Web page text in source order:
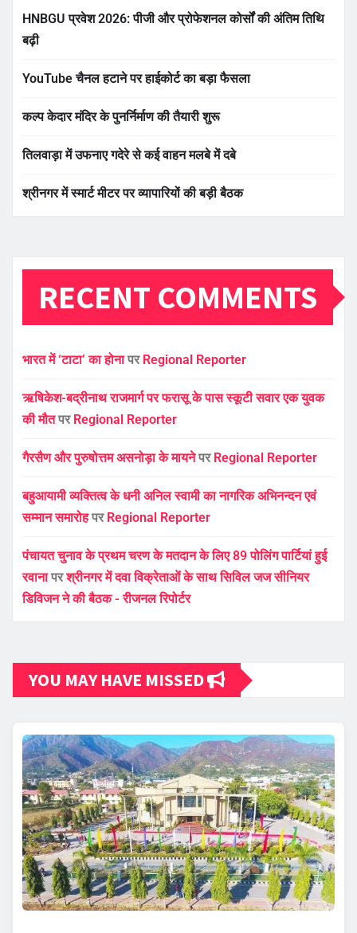
HNBGU प्रवेश 2026: पीजी और प्रोफेशनल कोर्सों की अंतिम तिथि
बढ़ी
YouTube चैनल हटाने पर हाईकोर्ट का बड़ा फैसला
कल्प केदार मंदिर के पुनर्निर्माण की तैयारी शुरू
तिलवाड़ा में उफनाए गदेरे से कई वाहन मलबे में दबे
श्रीनगर में स्मार्ट मीटर पर व्यापारियों की बड़ी बैठक
RECENT COMMENTS
भारत में ‘टाटा’ का होनापर Regional Reporter
ऋषिकेश-बद्रीनाथ राजमार्ग पर फरासू के पास स्कूटी सवार एक युवक
की मौतपर Regional Reporter
गैरसैण और पुरुषोत्तम असनोड़ा के मायनेपर Regional Reporter
बहुआयामी व्यक्तित्व के धनी अनिल स्वामी का नागरिक अभिनन्दन एवं
सम्मान समारोहपर Regional Reporter
पंचायत चुनाव के प्रथम चरण के मतदान के लिए 89 पोलिंग पार्टियां हुई
रवानापरश्रीनगर में दवा विक्रेताओं के साथ सिविल जज सीनियर
डिविजन ने की बैठक - रीजनल रिपोर्टर
YOU MAY HAVE MISSED